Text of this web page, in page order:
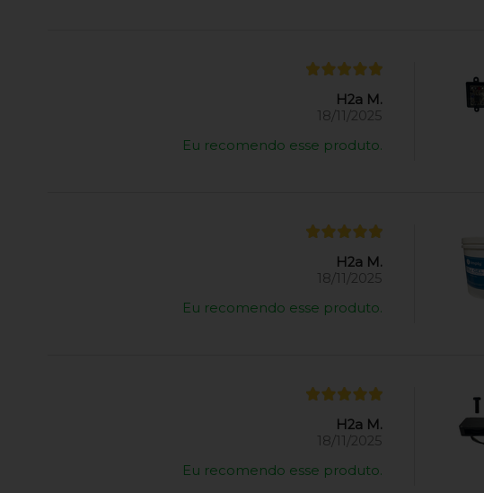
H2a M.
18/11/2025
Eu recomendo esse produto.
H2a M.
18/11/2025
Eu recomendo esse produto.
H2a M.
18/11/2025
Eu recomendo esse produto.